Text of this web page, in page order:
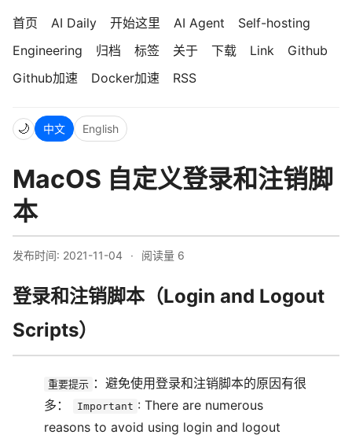
首页 AI Daily 开始这里 AI Agent
Self-hosting
Engineering
归档 标签 关于 下载 Link
Github
Github加速
Docker加速 RSS
🌙 中文 English
MacOS 自定义登录和注销脚
本
发布时间: 2021-11-04 · 阅读量 6
登录和注销脚本（Login and Logout
Scripts）
重要提示 ：避免使用登录和注销脚本的原因有很
多：
Important : There are numerous
reasons to avoid using login and logout